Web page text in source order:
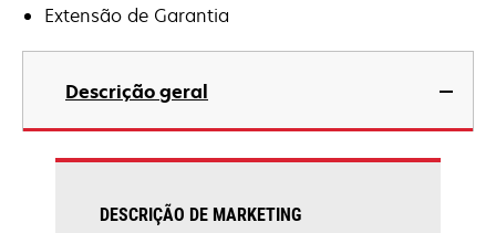
Extensão de Garantia
Descrição geral
DESCRIÇÃO DE MARKETING